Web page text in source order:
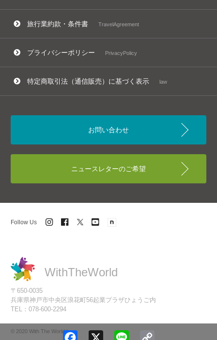
Facebook Line
旅行業約款・条件書 TravelAgreement
プライバシーポリシー PrivacyPolicy
特定商取引法（通信販売）に基づく表示 law
お問い合わせ
ニュースレターのご希望
Follow Us
© 2020 With The World Inc.
WithTheWorld
〒650-0035
兵庫県神戸市中央区浪花町56起業プラザひょうご内
TEL：078-600-2294